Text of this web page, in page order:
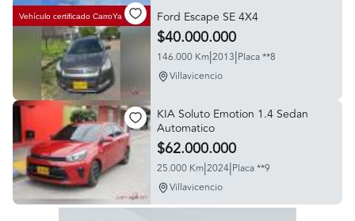
Vehículo certificado CarroYa Ford Escape SE 4X4
$40.000.000
146.000 Km|2013|Placa **8
Villavicencio
KIA Soluto Emotion 1.4 Sedan
Automatico
$62.000.000
25.000 Km|2024|Placa **9
Villavicencio